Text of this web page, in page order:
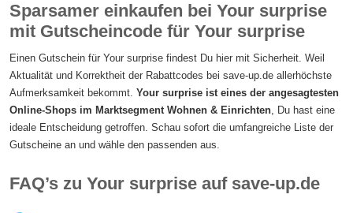
Sparsamer einkaufen bei Your surprise
mit Gutscheincode für Your surprise
Einen Gutschein für Your surprise findest Du hier mit Sicherheit. Weil
Aktualität und Korrektheit der Rabattcodes bei save-up.de allerhöchste
Aufmerksamkeit bekommt.Your surprise ist eines der angesagtesten
Online-Shops im Marktsegment Wohnen & Einrichten, Du hast eine
ideale Entscheidung getroffen. Schau sofort die umfangreiche Liste der
Gutscheine an und wähle den passenden aus.
FAQ’s zu Your surprise auf save-up.de